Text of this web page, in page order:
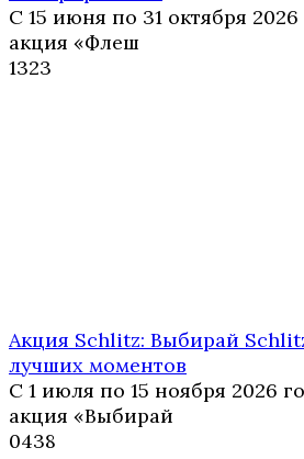
С 15 июня по 31 октября
акция «Флеш
1323
Акция Schlitz: Выбирай
лучших моментов
С 1 июля по 15 ноября 2026
акция «Выбирай
0438